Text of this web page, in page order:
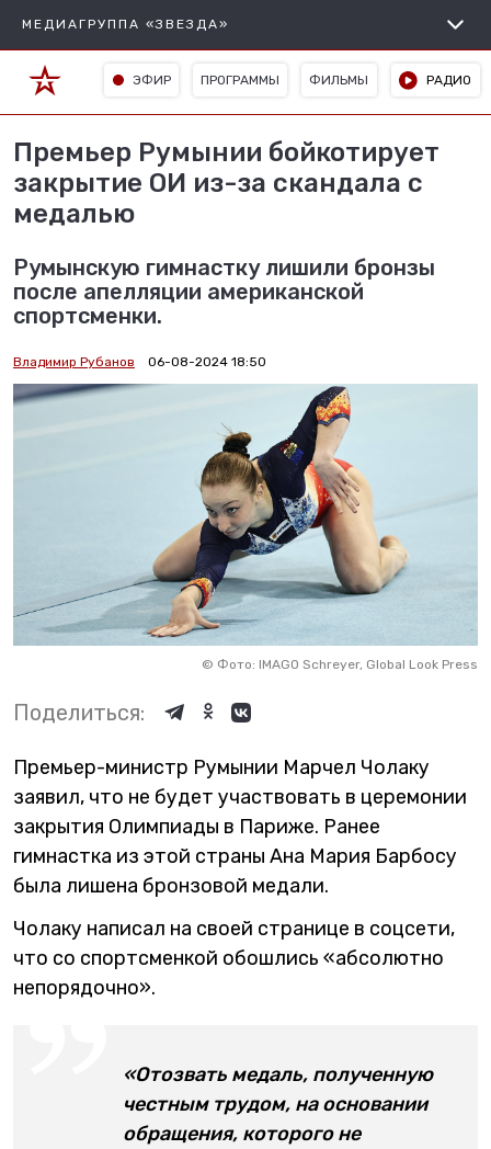
МЕДИАГРУППА «ЗВЕЗДА»
ЭФИР ПРОГРАММЫ ФИЛЬМЫ РАДИО
Премьер Румынии бойкотирует
закрытие ОИ из-за скандала с
медалью
Румынскую гимнастку лишили бронзы
после апелляции американской
спортсменки.
Владимир Рубанов 06-08-2024 18:50
© Фото: IMAGO Schreyer, Global Look Press
Поделиться:
Премьер-министр Румынии Марчел Чолаку
заявил, что не будет участвовать в церемонии
закрытия Олимпиады в Париже. Ранее
гимнастка из этой страны Ана Мария Барбосу
была лишена бронзовой медали.
Чолаку написал на своей странице в соцсети,
что со спортсменкой обошлись «абсолютно
непорядочно».
«Отозвать медаль, полученную
честным трудом, на основании
обращения, которого не